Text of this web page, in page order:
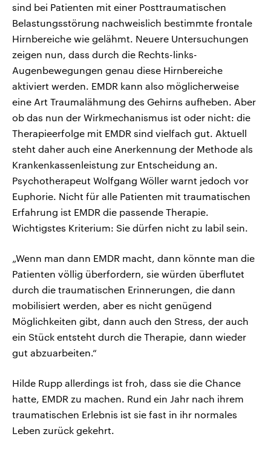
sind bei Patienten mit einer Posttraumatischen
Belastungsstörung nachweislich bestimmte frontale
Hirnbereiche wie gelähmt. Neuere Untersuchungen
zeigen nun, dass durch die Rechts-links-
Augenbewegungen genau diese Hirnbereiche
aktiviert werden. EMDR kann also möglicherweise
eine Art Traumalähmung des Gehirns aufheben. Aber
ob das nun der Wirkmechanismus ist oder nicht: die
Therapieerfolge mit EMDR sind vielfach gut. Aktuell
steht daher auch eine Anerkennung der Methode als
Krankenkassenleistung zur Entscheidung an.
Psychotherapeut Wolfgang Wöller warnt jedoch vor
Euphorie. Nicht für alle Patienten mit traumatischen
Erfahrung ist EMDR die passende Therapie.
Wichtigstes Kriterium: Sie dürfen nicht zu labil sein.
„Wenn man dann EMDR macht, dann könnte man die
Patienten völlig überfordern, sie würden überflutet
durch die traumatischen Erinnerungen, die dann
mobilisiert werden, aber es nicht genügend
Möglichkeiten gibt, dann auch den Stress, der auch
ein Stück entsteht durch die Therapie, dann wieder
gut abzuarbeiten.“
Hilde Rupp allerdings ist froh, dass sie die Chance
hatte, EMDR zu machen. Rund ein Jahr nach ihrem
traumatischen Erlebnis ist sie fast in ihr normales
Leben zurück gekehrt.